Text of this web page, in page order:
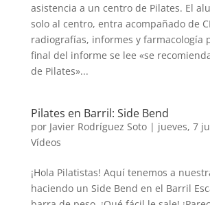
asistencia a un centro de Pilates. El
solo al centro, entra acompañado de
radiografías, informes y farmacología
final del informe se lee «se
de Pilates»...
Pilates en Barril: Side Bend
por Javier Rodríguez Soto| jueves, 7
Vídeos
¡Hola Pilatistas! Aquí tenemos a
haciendo un Side Bend en el Barril